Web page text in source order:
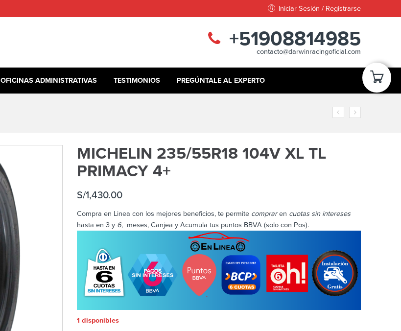
Iniciar Sesión / Registrarse
+51908814985
contacto@darwinracingoficial.com
OFICINAS ADMINISTRATIVAS TESTIMONIOS PREGÚNTALE AL EXPERTO
MICHELIN 235/55R18 104V XL TL
PRIMACY 4+
S/1,430.00
Compra en Linea con los mejores beneficios, te permite compraren cuotas sin intereses
hasta en 3 y 6, meses, Canjea y Acumula tus puntos BBVA (solo con Pos).
1 disponibles